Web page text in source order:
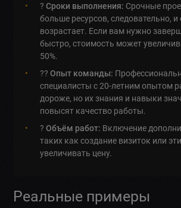
?️Сроки выполнения: Срочные
больше ресурсов, следовательно, и
возрастает. Если вам нужно
быстро, стоимость может
50%.
?‍?Опыт команды:
специалисты с 20-летним опытом
дороже, но их знания и навыки
повысят качество работы.
?Объём работ: Включение
таких как создание визиток или
увеличивать цену.
Реальные примеры